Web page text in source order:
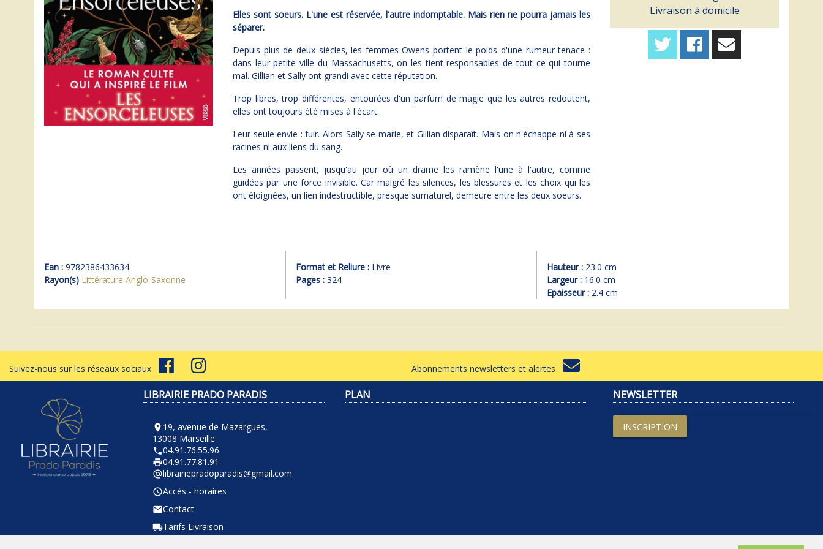
Elles sont soeurs. L'une est réservée, l'autre indomptable. Mais rien ne pourra jamais les
séparer.
Depuis plus de deux siècles, les femmes Owens portent le poids d'une rumeur tenace :
dans leur petite ville du Massachusetts, on les tient responsables de tout ce qui tourne
mal. Gillian et Sally ont grandi avec cette réputation.
Trop libres, trop différentes, entourées d'un parfum de magie que les autres redoutent,
elles ont toujours été mises à l'écart.
Leur seule envie : fuir. Alors Sally se marie, et Gillian disparaît. Mais on n'échappe ni à ses
racines ni aux liens du sang.
Les années passent, jusqu'au jour où un drame les ramène l'une à l'autre, comme
guidées par une force invisible. Car malgré les silences, les blessures et les choix qui les
ont éloignées, un lien indestructible, presque surnaturel, demeure entre les deux soeurs.
Livraison à domicile
Ean : 9782386433634
Rayon(s) Littérature Anglo-Saxonne
Format et Reliure : Livre
Pages :324
Hauteur : 23.0 cm
Largeur : 16.0 cm
Epaisseur : 2.4 cm
Suivez-nous sur les réseaux sociaux Abonnements newsletters et alertes
LIBRAIRIE PRADO PARADIS
room 19, avenue de Mazargues,
13008 Marseille
phone04.91.76.55.96
local_printshop04.91.77.81.91
alternate_emaillibrairiepradoparadis@gmail.com
query_builderAccès - horaires
emailContact
local_shippingTarifs Livraison
PLAN NEWSLETTER
INSCRIPTION